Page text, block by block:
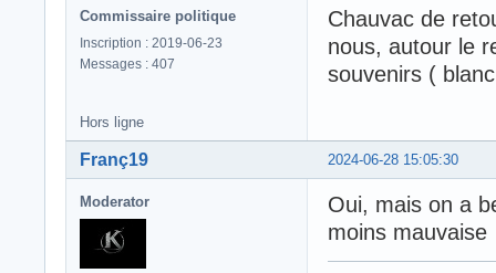
Commissaire politique
Inscription : 2019-06-23
Messages : 407
Chauvac de
nous, autour le
souvenirs (
Hors ligne
2024-06-28 15:05:30
Franç19
Moderator
Oui, mais on a
moins